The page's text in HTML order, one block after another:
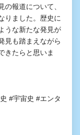
の報道について、
りました。歴史に
うな新たな発見が
見も踏まえながら
きたらと思いま
#宇宙史 #エンタ